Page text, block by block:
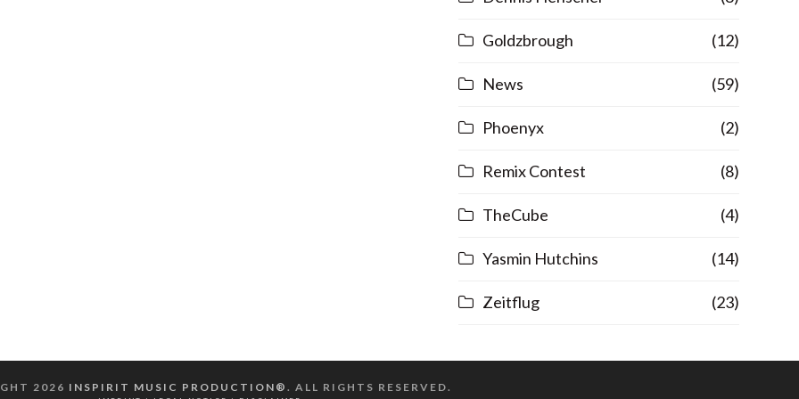
Goldzbrough (12)
News (59)
Phoenyx (2)
Remix Contest (8)
TheCube (4)
Yasmin Hutchins (14)
Zeitflug (23)
2026 INSPIRIT MUSIC PRODUCTION® . ALL RIGHTS RESERVED.